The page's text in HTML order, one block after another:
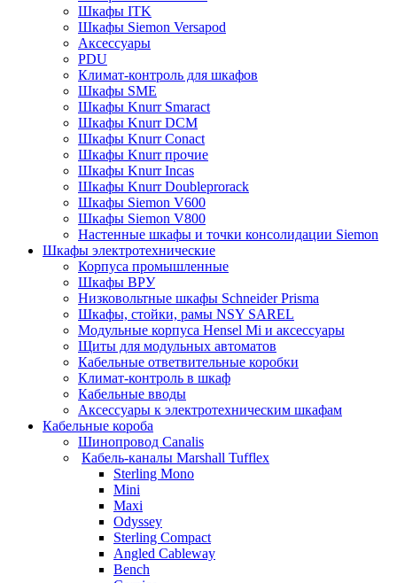
Шкафы ITK
Шкафы Siemon Versapod
Аксессуары
PDU
Климат-контроль для шкафов
Шкафы SME
Шкафы Knurr Smaract
Шкафы Knurr DCM
Шкафы Knurr Conact
Шкафы Knurr прочие
Шкафы Knurr Incas
Шкафы Knurr Doubleprorack
Шкафы Siemon V600
Шкафы Siemon V800
Настенные шкафы и точки консолидации Siemon
Шкафы электротехнические
Корпуса промышленные
Шкафы ВРУ
Низковольтные шкафы Schneider Prisma
Шкафы, стойки, рамы NSY SAREL
Модульные корпуса Hensel Mi и аксессуары
Щиты для модульных автоматов
Кабельные ответвительные коробки
Климат-контроль в шкаф
Кабельные вводы
Аксессуары к электротехническим шкафам
Кабельные короба
Шинопровод Canalis
Кабель-каналы Marshall Tufflex
Sterling Mono
Mini
Maxi
Odyssey
Sterling Compact
Angled Cableway
Bench